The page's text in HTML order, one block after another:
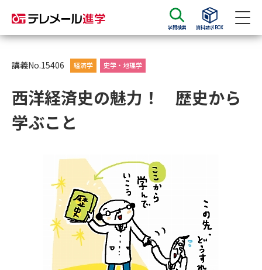
学問検索 資料請求BOX
資料請求
大学・短大の資料種類から請求
総合型選抜・学校推薦型選抜 募
大学入学共通テスト利用選抜の
募集要項＆願書
大学・短大以外の資料から請求
専門学校の資料請求 大学院の資料請求
講義No.15406 経済学 史学・地理学
西洋経済史の魅力！ 歴史から
学ぶこと